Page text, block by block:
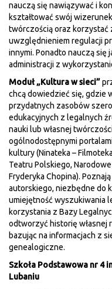
nauczą się nawiązywać i
kształtować swój
twórczością oraz
uwzględnieniem regulacji
innymi. Ponadto nauczą się
administracji z
Moduł „Kultura w sieci”
chcą dowiedzieć się, gdzie
przydatnych zasobów
edukacyjnych z legalnych
nauki lub własnej
ogólnodostępnymi
kultury (Ninateka –
Teatru Polskiego,
Fryderyka Chopina).
autorskiego, niezbędne do
umiejętność wyszukiwania
korzystania z Bazy
odtworzyć historię własnej
bazując na informacjach z
genealogiczne.
Szkoła Podstawowa nr 4
Lubaniu